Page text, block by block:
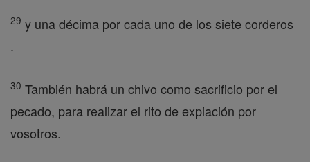
29 y una décima por cada uno de los siete corderos
.
30 También habrá un chivo como sacrificio por el
pecado, para realizar el rito de expiación por
vosotros.